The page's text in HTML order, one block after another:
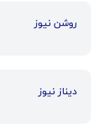
روشن نیوز
دیناز نیوز